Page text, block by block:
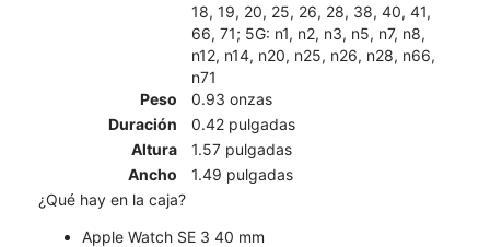
18, 19, 20, 25, 26, 28, 38, 40, 41,
66, 71; 5G: n1, n2, n3, n5, n7, n8,
n12, n14, n20, n25, n26, n28, n66,
n71
Peso
0.93 onzas
Duración
0.42 pulgadas
Altura
1.57 pulgadas
Ancho
1.49 pulgadas
¿Qué hay en la caja?
Apple Watch SE 3 40 mm